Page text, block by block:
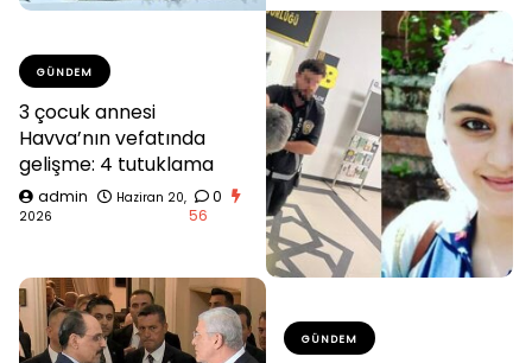
GÜNDEM
3 çocuk annesi
Havva’nın vefatında
gelişme: 4 tutuklama
admin
Haziran 20,
2026
0
56
GÜNDEM